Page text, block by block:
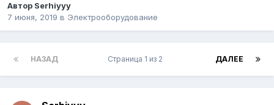
Автор Serhiyyy
7 июня, 2019 в Электрооборудование
НАЗАД ДАЛЕЕ
Страница 1 из 2